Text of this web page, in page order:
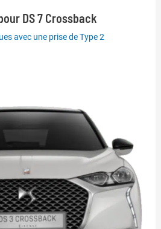
DS 7 Crossback
avec une prise de Type 2